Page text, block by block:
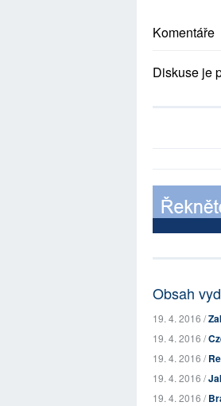
Komentáře
Diskuse je
Obsah
19. 4. 2016 /
19. 4. 2016 /
19. 4. 2016 /
19. 4. 2016 /
19. 4. 2016 /